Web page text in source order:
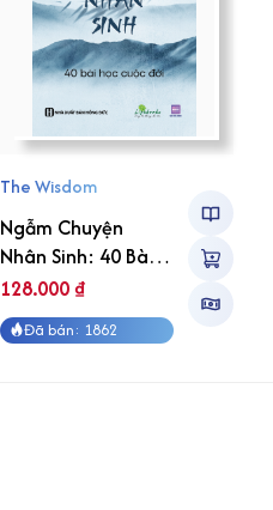
The Wisdom
Ngẫm Chuyện
Nhân Sinh: 40 Bài
học cuộc đời
128.000₫
Đã bán: 1862